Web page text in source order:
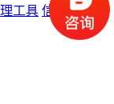
工具 信息化管理